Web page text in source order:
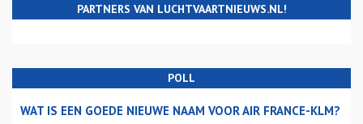
PARTNERS VAN LUCHTVAARTNIEUWS.NL!
POLL
WAT IS EEN GOEDE NIEUWE NAAM VOOR AIR FRANCE-KLM?